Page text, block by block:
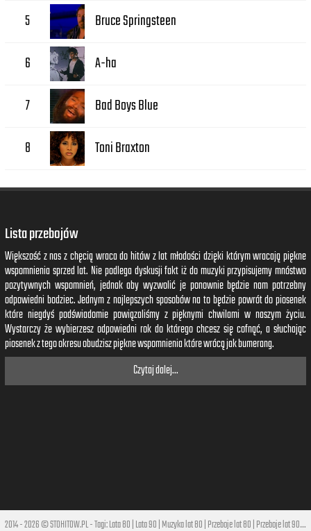
5 Bruce Springsteen
6 A-ha
7 Bad Boys Blue
8 Toni Braxton
Lista przebojów
Większość z nas z chęcią wraca do hitów z lat młodości dzięki którym wracają piękne
wspomnienia sprzed lat. Nie podlega dyskusji fakt iż do muzyki przypisujemy mnóstwo
pozytywnych wspomnień, jednak aby wyzwolić je ponownie będzie nam potrzebny
odpowiedni bodziec. Jednym z najlepszych sposobów na to będzie powrót do piosenek
które niegdyś podświadomie powiązaliśmy z pięknymi chwilami w naszym życiu.
Wystarczy że wybierzesz odpowiedni rok do którego chcesz się cofnąć, a słuchając
piosenek z tego okresu obudzisz piękne wspomnienia które wrócą jak bumerang.
Czytaj dalej...
2014 - 2026 © STOHITOW.PL - Tagi:Lata 80|Lata 90|Muzyka lat 80|Przeboje lat 80|Przeboje lat 90|